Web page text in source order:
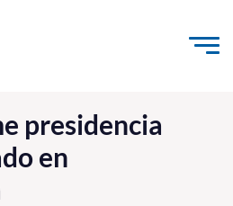
al contenido
e Innovación
presidencia
en